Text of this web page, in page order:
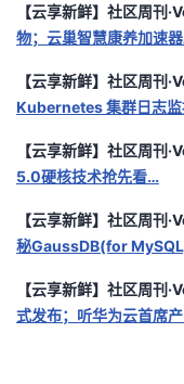
【云享新鲜】社区周刊
物；云巢智慧康养加速
【云享新鲜】社区周刊
Kubernetes 集群日志
【云享新鲜】社区周刊
5.0硬核技术抢先看…
【云享新鲜】社区周刊
秘GaussDB(for
【云享新鲜】社区周刊
式发布；听华为云首席